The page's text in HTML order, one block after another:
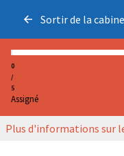
Sortir de la
0
/
5
Assigné
Plus d'informations sur